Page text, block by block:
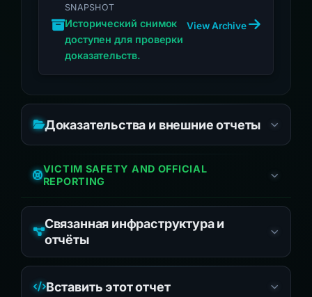
SNAPSHOT
Исторический снимок
доступен для проверки
доказательств.
View Archive
Доказательства и внешние отчеты
VICTIM SAFETY AND OFFICIAL
REPORTING
Связанная инфраструктура и
отчёты
Вставить этот отчет